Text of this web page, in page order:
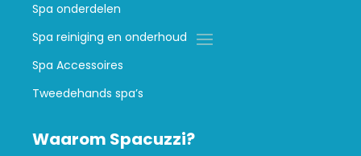
Spa onderdelen
Spa reiniging en onderhoud
Spa Accessoires
Tweedehands spa’s
Waarom Spacuzzi?